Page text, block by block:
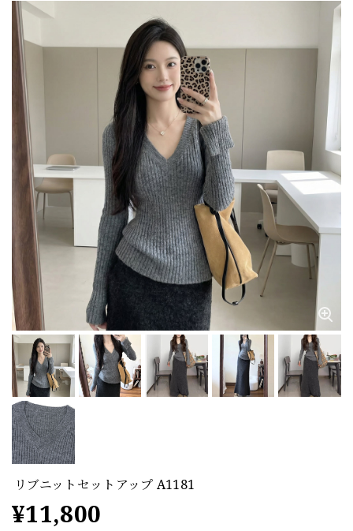
リブニットセットアップ A1181
¥11,800